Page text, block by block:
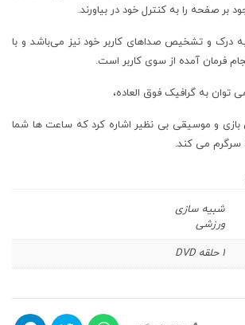
بر صفحه را به کنترل خود در بیاورند.
درک و تشخیص صداهای کاربر خود نیز می‌باشد و با
فرمان آمده از سوی کاربر است.
توان به گرافیک فوق العاده،
بازی و موسیقی بی نظیر اشاره کرد که ساعت ها شما
سرگرم می کند.
شبیه سازی
ورزشی
1 حلقه DVD